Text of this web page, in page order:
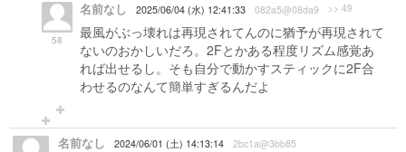
58
名前なし 2025/06/04 (水) 12:41:33 082a5@08da9 >> 49
最風がぶっ壊れは再現されてんのに猶予が再現されて
ないのおかしいだろ。2Fとかある程度リズム感覚あ
れば出せるし。そも自分で動かすスティックに2F合
わせるのなんて簡単すぎるんだよ
名前なし 2024/06/01 (土) 14:13:14 2bc1a@3bb85